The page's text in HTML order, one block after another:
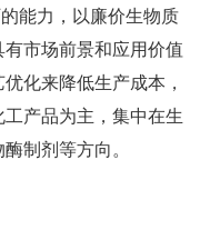
能力，以廉价生物质
市场前景和应用价值
化来降低生产成本，
产品为主，集中在生
制剂等方向。